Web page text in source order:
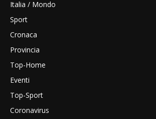
Italia / Mondo
Sport
Cronaca
Provincia
Top-Home
Eventi
Top-Sport
Coronavirus